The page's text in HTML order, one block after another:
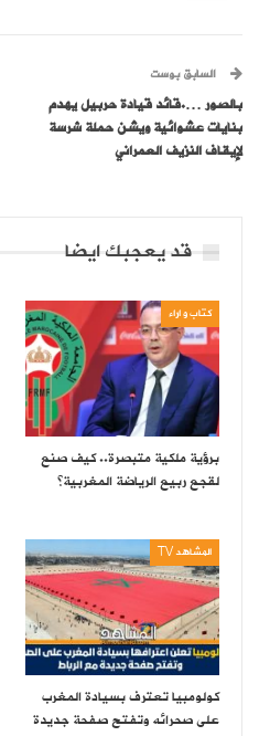
السابق بوست
بالصور ….قائد قيادة حربيل يهدم
بنايات عشوائية ويشن حملة شرسة
لإيقاف النزيف العمراني
قد يعجبك ايضا
كتاب و اراء
برؤية ملكية متبصرة.. كيف صنع
لقجع ربيع الرياضة المغربية؟
المشاهد TV
كولومبيا تعترف بسيادة المغرب
على صحرائه وتفتح صفحة جديدة